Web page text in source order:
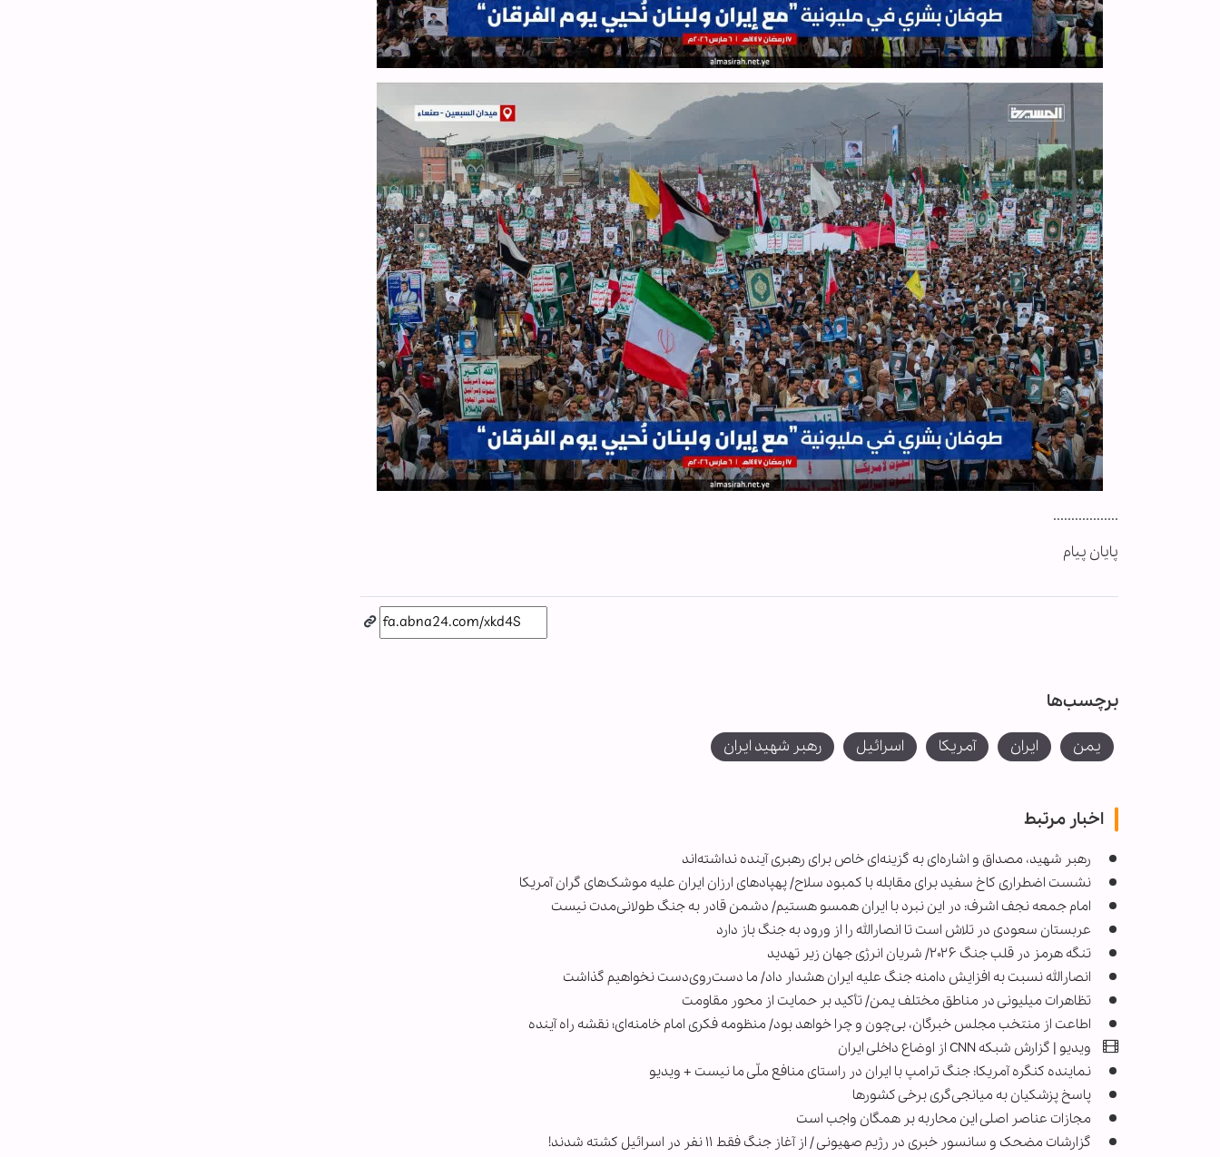
..................
پایان پیام
برچسب‌ها
یمن ایران آمریکا اسرائیل رهبر شهید ایران
اخبار مرتبط
رهبر شهید، مصداق و اشاره‌ای به گزینه‌ای خاص برای رهبری آینده نداشته‌اند
نشست اضطراری کاخ سفید برای مقابله با کمبود سلاح/ پهپادهای ارزان ایران علیه موشک‌های گران آمریکا
امام جمعه نجف اشرف: در این نبرد با ایران همسو هستیم/ دشمن قادر به جنگ طولانی‌مدت نیست
عربستان سعودی در تلاش است تا انصارالله را از ورود به جنگ باز دارد
تنگه هرمز در قلب جنگ ۲۰۲۶/ شریان انرژی جهان زیر تهدید
انصارالله نسبت به افزایش دامنه جنگ علیه ایران هشدار داد/ ما دست‌روی‌دست نخواهیم گذاشت
تظاهرات میلیونی در مناطق مختلف یمن/ تأکید بر حمایت از محور مقاومت
اطاعت از منتخب مجلس خبرگان، بی‌چون و چرا خواهد بود/ منظومه فکری امام خامنه‌ای؛ نقشه راه آینده
ویدیو | گزارش شبکه CNN از اوضاع داخلی ایران
نماینده کنگره آمریکا: جنگ ترامپ با ایران در راستای منافع ملّی ما نیست + ویدیو
پاسخ پزشکیان به میانجی‌گری برخی کشورها
مجازات عناصر اصلی این محاربه بر همگان واجب است
گزارشات مضحک و سانسور خبری در رژیم صهیونی / از آغاز جنگ فقط ۱۱ نفر در اسرائیل کشته شدند!